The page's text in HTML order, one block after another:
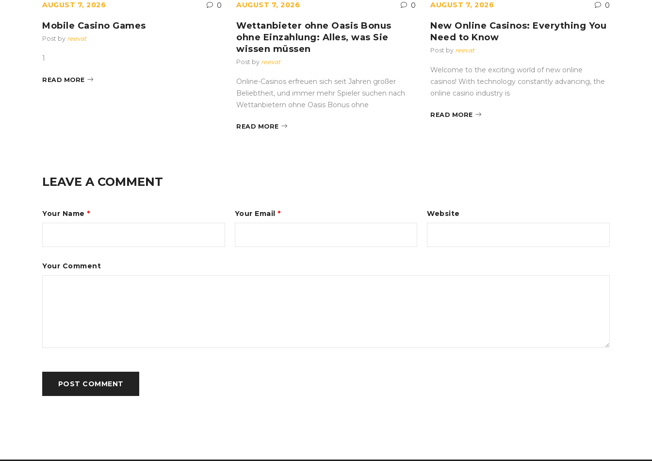
AUGUST 7, 2026 0
Mobile Casino Games
Post by reevat
1
READ MORE
AUGUST 7, 2026 0
Wettanbieter ohne Oasis Bonus
ohne Einzahlung: Alles, was Sie
wissen müssen
Post by reevat
Online-Casinos erfreuen sich seit Jahren großer
Beliebtheit, und immer mehr Spieler suchen nach
Wettanbietern ohne Oasis Bonus ohne
READ MORE
AUGUST 7, 2026 0
New Online Casinos: Everything You
Need to Know
Post by reevat
Welcome to the exciting world of new online
casinos! With technology constantly advancing, the
online casino industry is
READ MORE
LEAVE A COMMENT
Your Name * Your Email * Website
Your Comment
POST COMMENT